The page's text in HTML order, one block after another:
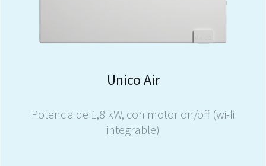
Unico Air
Potencia de 1,8 kW, con motor on/off (wi-fi
integrable)